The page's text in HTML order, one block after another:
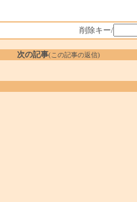
削除キー/
次の記事(この記事の返信)